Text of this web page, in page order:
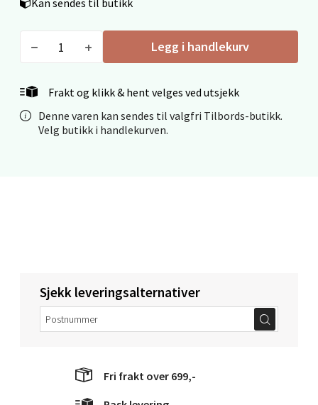
Kan sendes til butikk
Legg i handlekurv
Frakt og klikk & hent velges ved utsjekk
Denne varen kan sendes til valgfri Tilbords-butikk.
Velg butikk i handlekurven.
Sjekk leveringsalternativer
Fri frakt over 699,-
Mo i Rana - Thon Senter Mo i Rana
Åpent i dag 09-19
0 i butikk
0 i butikk